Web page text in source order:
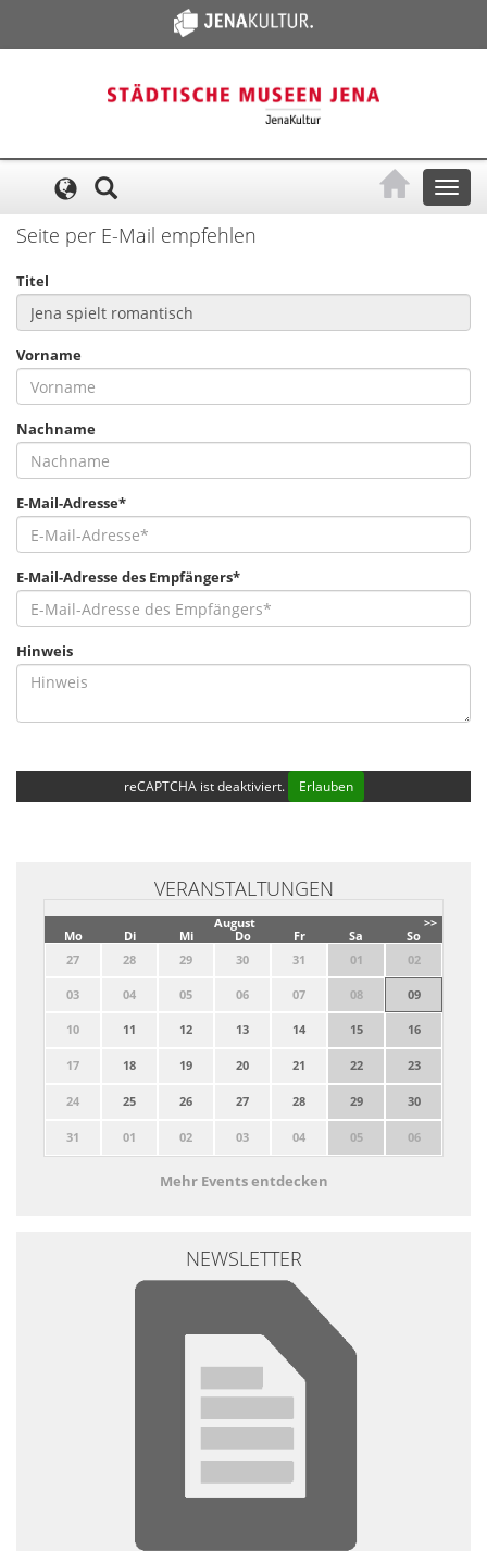
Toggle
Seite per E-Mail empfehlen
Titel
Vorname
Nachname
E-Mail-Adresse*
E-Mail-Adresse des Empfängers*
Hinweis
reCAPTCHA ist deaktiviert. Erlauben
VERANSTALTUNGEN
>>
August
Mo
Di Mi Do Fr Sa
So
27
28 29 30 31 01 02
03 04 05 06 07 08 09
10 11 12 13 14 15 16
17 18 19 20 21 22 23
24 25 26 27 28 29 30
31 01 02 03 04 05 06
Mehr Events entdecken
NEWSLETTER